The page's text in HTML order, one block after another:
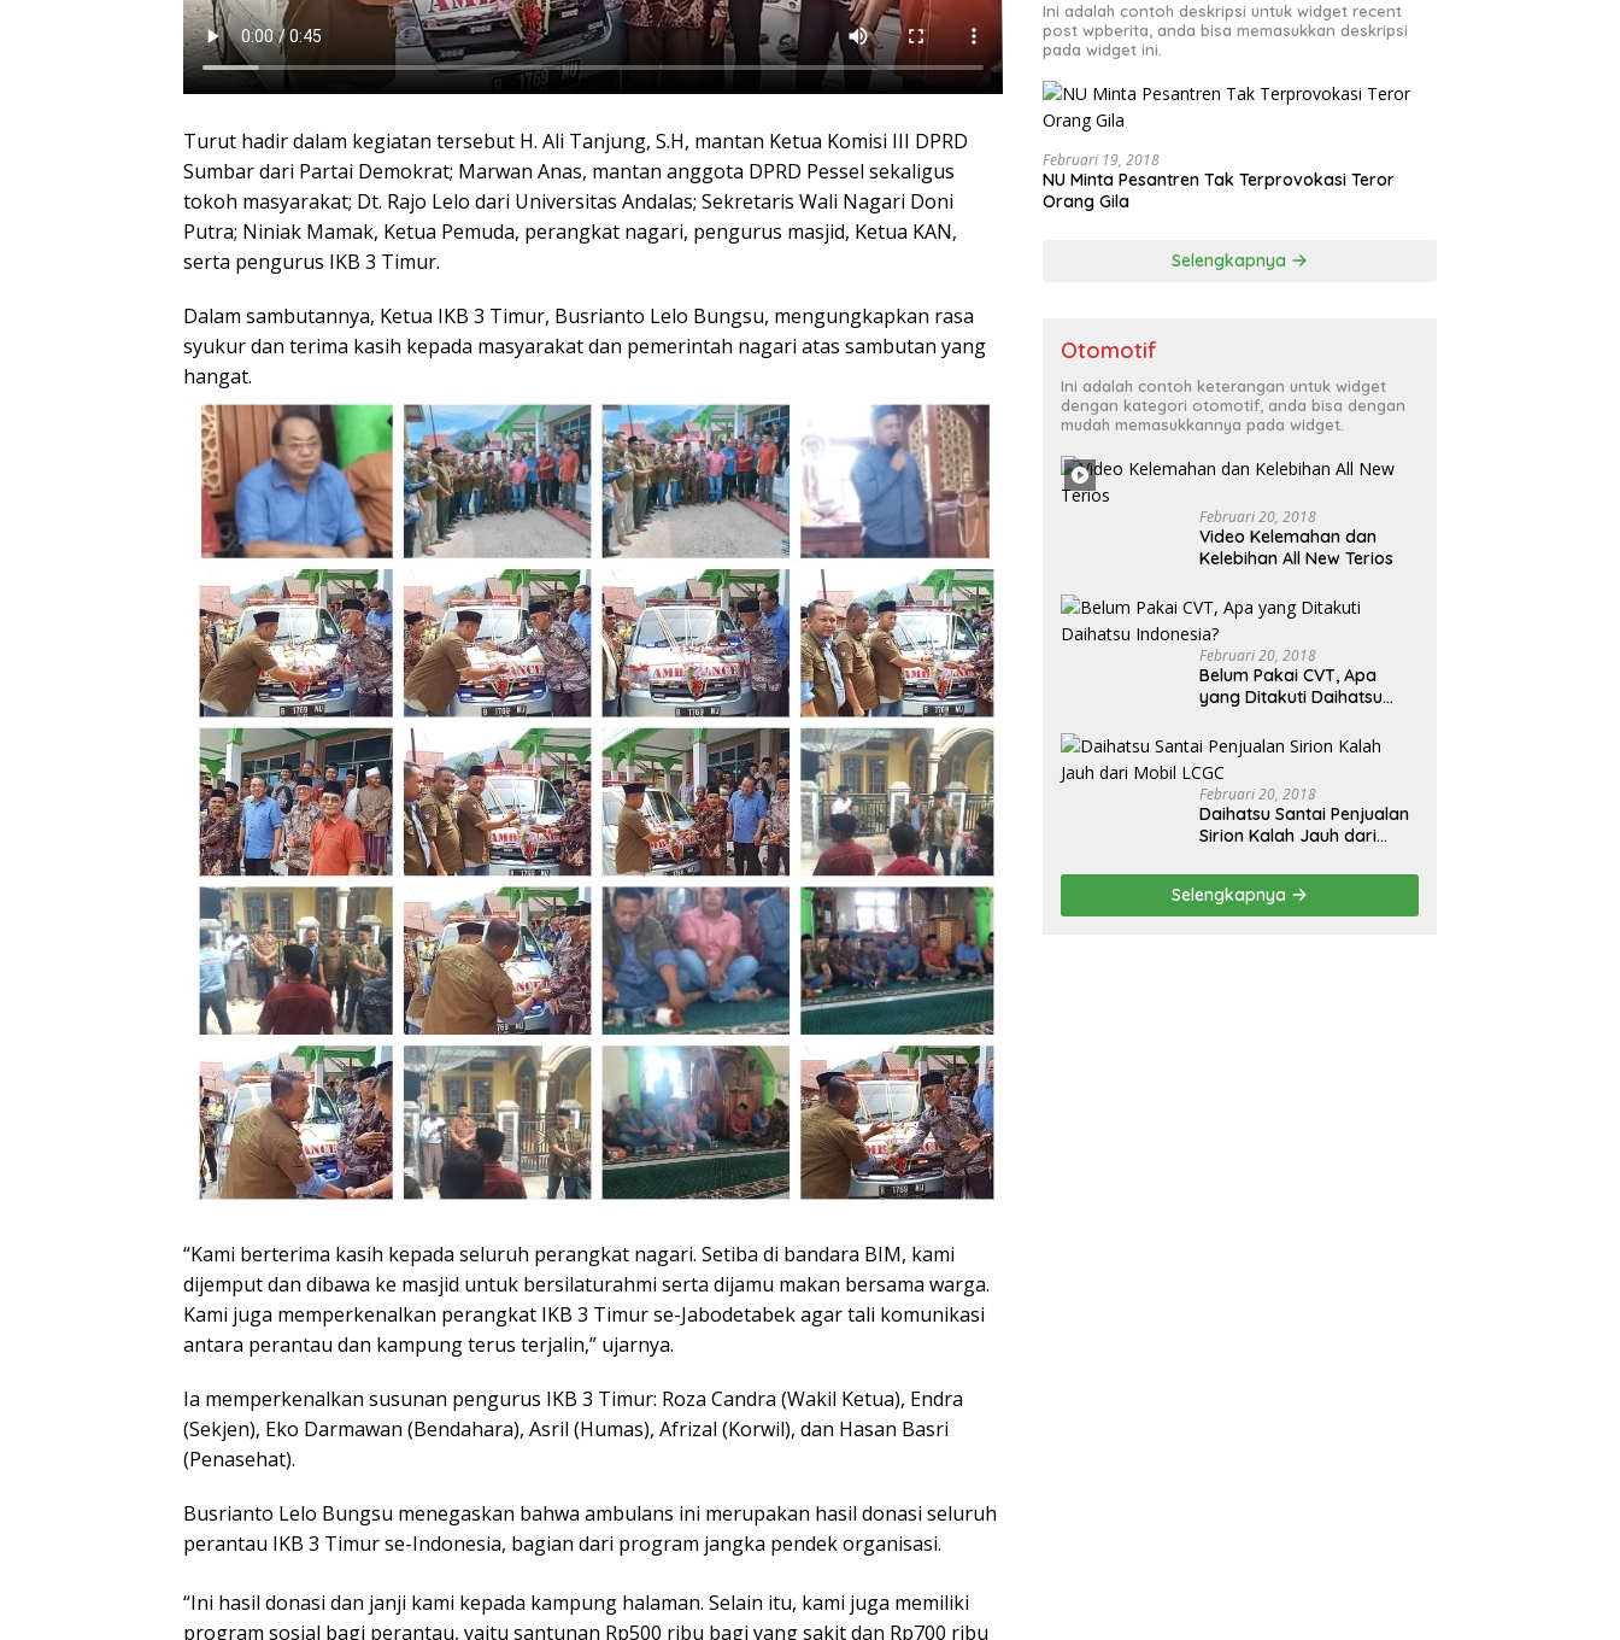
Turut hadir dalam kegiatan tersebut H. Ali Tanjung, S.H, mantan Ketua Komisi III DPRD
Sumbar dari Partai Demokrat; Marwan Anas, mantan anggota DPRD Pessel sekaligus
tokoh masyarakat; Dt. Rajo Lelo dari Universitas Andalas; Sekretaris Wali Nagari Doni
Putra; Niniak Mamak, Ketua Pemuda, perangkat nagari, pengurus masjid, Ketua KAN,
serta pengurus IKB 3 Timur.
Dalam sambutannya, Ketua IKB 3 Timur, Busrianto Lelo Bungsu, mengungkapkan rasa
syukur dan terima kasih kepada masyarakat dan pemerintah nagari atas sambutan yang
hangat.
“Kami berterima kasih kepada seluruh perangkat nagari. Setiba di bandara BIM, kami
dijemput dan dibawa ke masjid untuk bersilaturahmi serta dijamu makan bersama warga.
Kami juga memperkenalkan perangkat IKB 3 Timur se-Jabodetabek agar tali komunikasi
antara perantau dan kampung terus terjalin,” ujarnya.
Ia memperkenalkan susunan pengurus IKB 3 Timur: Roza Candra (Wakil Ketua), Endra
(Sekjen), Eko Darmawan (Bendahara), Asril (Humas), Afrizal (Korwil), dan Hasan Basri
(Penasehat).
Busrianto Lelo Bungsu menegaskan bahwa ambulans ini merupakan hasil donasi seluruh
perantau IKB 3 Timur se-Indonesia, bagian dari program jangka pendek organisasi.
“Ini hasil donasi dan janji kami kepada kampung halaman. Selain itu, kami juga memiliki
program sosial bagi perantau, yaitu santunan Rp500 ribu bagi yang sakit dan Rp700 ribu
Ini adalah contoh deskripsi untuk widget recent
post wpberita, anda bisa memasukkan deskripsi
pada widget ini.
Februari 19, 2018
NU Minta Pesantren Tak Terprovokasi Teror
Orang Gila
Selengkapnya
Otomotif
Ini adalah contoh keterangan untuk widget
dengan kategori otomotif, anda bisa dengan
mudah memasukkannya pada widget.
Februari 20, 2018
Video Kelemahan dan
Kelebihan All New Terios
Februari 20, 2018
Belum Pakai CVT, Apa
yang Ditakuti Daihatsu
Februari 20, 2018
Daihatsu Santai Penjualan
Sirion Kalah Jauh dari
Selengkapnya